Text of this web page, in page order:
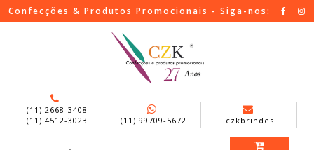
Confecções & Produtos Promocionais - Siga-nos:
(11) 2668-3408
(11) 4512-3023
(11) 99709-5672 czkbrindes